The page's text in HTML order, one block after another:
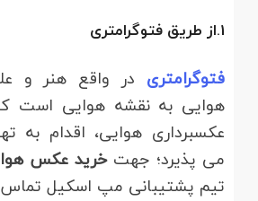
1.از طریق فتوگرامتری
فتوگرامتری در واقع هنر و
هوایی به نقشه هوایی است
عکسبرداری هوایی، اقدام به
می پذیرد؛ جهتخرید عکس
تیم پشتیبانی مپ اسکیل تماس